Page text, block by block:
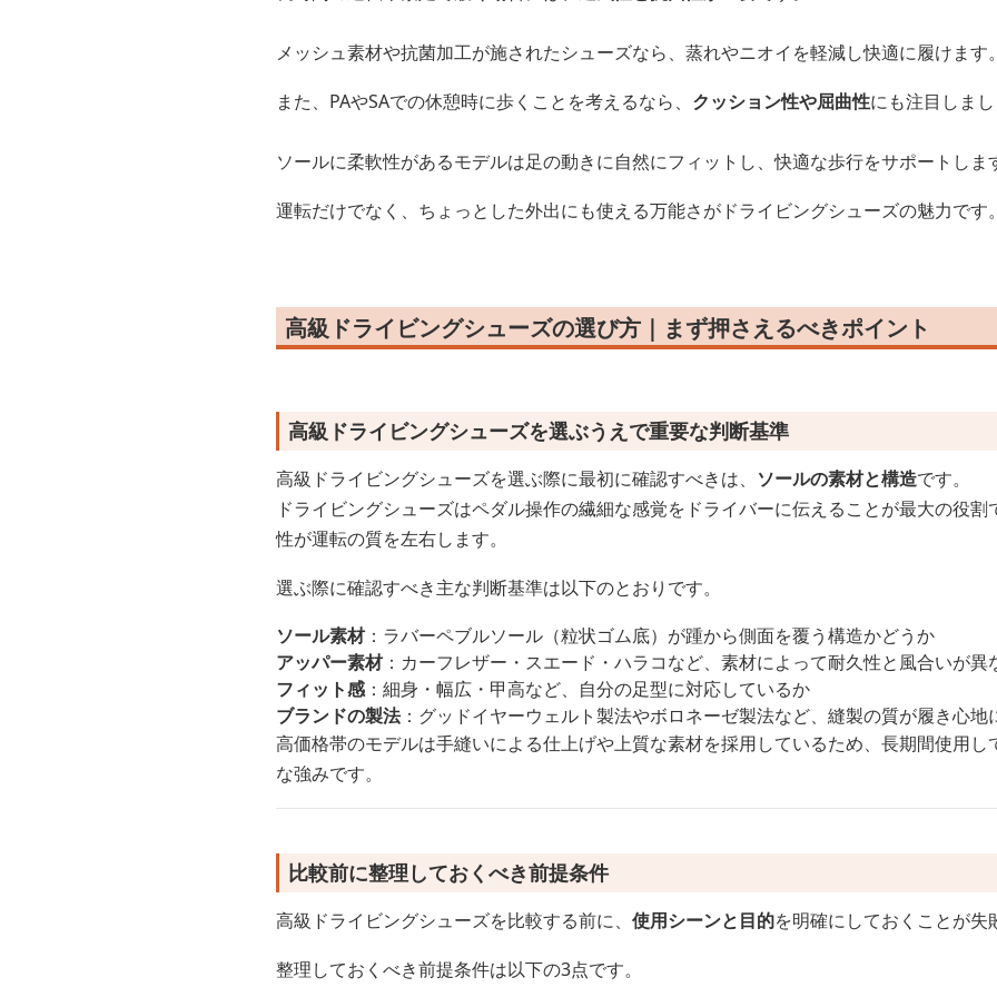
メッシュ素材や抗菌加工が施されたシューズなら、蒸れやニオイを軽減し快適に履けます。
また、PAやSAでの休憩時に歩くことを考えるなら、 クッション性や屈曲性にも注目しまし
ソールに柔軟性があるモデルは足の動きに自然にフィットし、快適な歩行をサポートしま
運転だけでなく、ちょっとした外出にも使える万能さがドライビングシューズの魅力です。
高級ドライビングシューズの選び方｜まず押さえるべきポイント
高級ドライビングシューズを選ぶうえで重要な判断基準
高級ドライビングシューズを選ぶ際に最初に確認すべきは、 ソールの素材と構造です。
ドライビングシューズはペダル操作の繊細な感覚をドライバーに伝えることが最大の役
性が運転の質を左右します。
選ぶ際に確認すべき主な判断基準は以下のとおりです。
ソール素材：ラバーペブルソール（粒状ゴム底）が踵から側面を覆う構造かどうか
アッパー素材：カーフレザー・スエード・ハラコなど、素材によって耐久性と風合いが異
フィット感：細身・幅広・甲高など、自分の足型に対応しているか
ブランドの製法：グッドイヤーウェルト製法やボロネーゼ製法など、縫製の質が履き心地
高価格帯のモデルは手縫いによる仕上げや上質な素材を採用しているため、長期間使用し
な強みです。
比較前に整理しておくべき前提条件
高級ドライビングシューズを比較する前に、 使用シーンと目的を明確にしておくことが失
整理しておくべき前提条件は以下の3点です。